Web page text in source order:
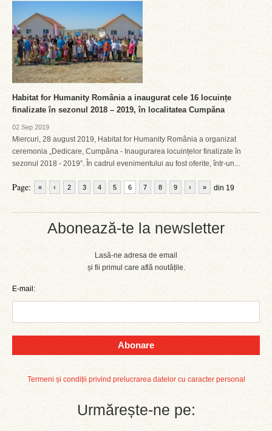
Abonează-te la newsletter
Lasă-ne adresa de email
și fii primul care află noutățile.
E-mail:
Abonare
Termeni și condiții privind prelucrarea datelor cu caracter personal
Urmărește-ne pe:
Habitat for Humanity România a inaugurat cele 16 locuințe
finalizate în sezonul 2018 – 2019, în localitatea Cumpăna
02 Sep 2019
Miercuri, 28 august 2019, Habitat for Humanity România a organizat
ceremonia „Dedicare, Cumpăna - Inaugurarea locuințelor finalizate în
sezonul 2018 - 2019”. În cadrul evenimentului au fost oferite, într-un...
Page: « ‹ 2 3 4 5 6 7 8 9 din 19
› »